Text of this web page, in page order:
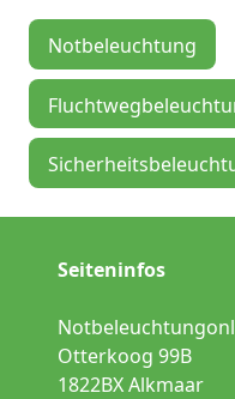
Notbeleuchtung
Seiteninfos
Otterkoog 99B
1822BX Alkmaar